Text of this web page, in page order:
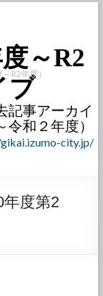
～R2
ブ
R2年度）
記事アーカイ
和２年度）
city.jp/
度第2